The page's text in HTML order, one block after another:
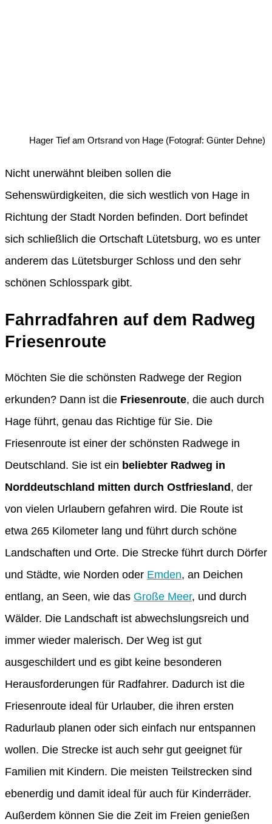
Hager Tief am Ortsrand von Hage (Fotograf: Günter Dehne)
Nicht unerwähnt bleiben sollen die
Sehenswürdigkeiten, die sich westlich von Hage in
Richtung der Stadt Norden befinden. Dort befindet
sich schließlich die Ortschaft Lütetsburg, wo es unter
anderem das Lütetsburger Schloss und den sehr
schönen Schlosspark gibt.
Fahrradfahren auf dem Radweg
Friesenroute
Möchten Sie die schönsten Radwege der Region
erkunden? Dann ist die Friesenroute, die auch durch
Hage führt, genau das Richtige für Sie. Die
Friesenroute ist einer der schönsten Radwege in
Deutschland. Sie ist ein beliebter Radweg in
Norddeutschland mitten durch Ostfriesland, der
von vielen Urlaubern gefahren wird. Die Route ist
etwa 265 Kilometer lang und führt durch schöne
Landschaften und Orte. Die Strecke führt durch Dörfer
und Städte, wie Norden oder Emden, an Deichen
entlang, an Seen, wie das Große Meer, und durch
Wälder. Die Landschaft ist abwechslungsreich und
immer wieder malerisch. Der Weg ist gut
ausgeschildert und es gibt keine besonderen
Herausforderungen für Radfahrer. Dadurch ist die
Friesenroute ideal für Urlauber, die ihren ersten
Radurlaub planen oder sich einfach nur entspannen
wollen. Die Strecke ist auch sehr gut geeignet für
Familien mit Kindern. Die meisten Teilstrecken sind
ebenerdig und damit ideal für auch für Kinderräder.
Außerdem können Sie die Zeit im Freien genießen